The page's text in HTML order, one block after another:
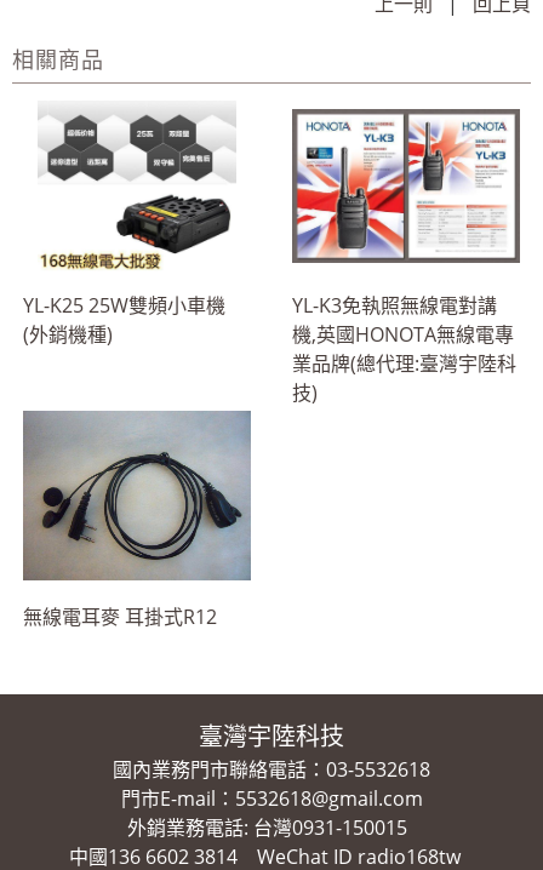
相關商品
YL-K25 25W雙頻小車機
(外銷機種)
YL-K3免執照無線電對講
機,英國HONOTA無線電專
業品牌(總代理:臺灣宇陸科
技)
無線電耳麥 耳掛式R12
臺灣宇陸科技
國內業務門市聯絡電話：03-5532618
門市E-mail：5532618@gmail.com
外銷業務電話: 台灣0931-150015
中國136 6602 3814 WeChat ID radio168tw